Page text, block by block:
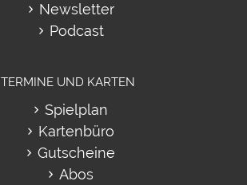
Newsletter
Podcast
TERMINE UND KARTEN
Spielplan
Kartenbüro
Gutscheine
Abos